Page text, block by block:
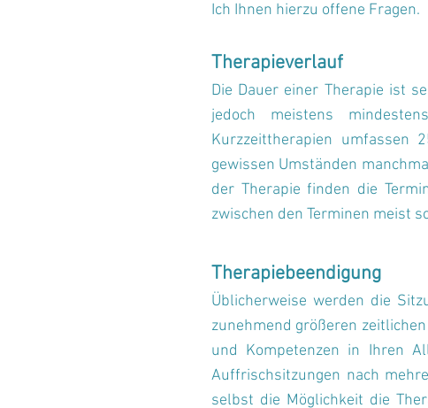
Ich Ihnen hierzu offene Fragen.
Therapieverlauf
Die Dauer einer Therapie ist
jedoch meistens
Kurzzeittherapien umfassen
gewissen Umständen
der Therapie finden die
zwischen den Terminen meist
Therapiebeendigung
Üblicherweise werden die
zunehmend größeren
und Kompetenzen in Ihren
Auffrischsitzungen nach
selbst die Möglichkeit die